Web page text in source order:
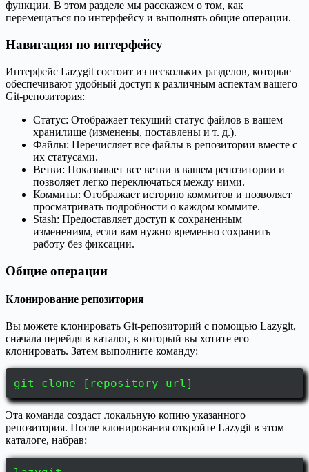
функции. В этом разделе мы расскажем о том, как
перемещаться по интерфейсу и выполнять общие операции.
Навигация по интерфейсу
Интерфейс Lazygit состоит из нескольких разделов, которые
обеспечивают удобный доступ к различным аспектам вашего
Git-репозитория:
Статус: Отображает текущий статус файлов в вашем
хранилище (изменены, поставлены и т. д.).
Файлы: Перечисляет все файлы в репозитории вместе с
их статусами.
Ветви: Показывает все ветви в вашем репозитории и
позволяет легко переключаться между ними.
Коммиты: Отображает историю коммитов и позволяет
просматривать подробности о каждом коммите.
Stash: Предоставляет доступ к сохраненным
изменениям, если вам нужно временно сохранить
работу без фиксации.
Общие операции
Клонирование репозитория
Вы можете клонировать Git-репозиторий с помощью Lazygit,
сначала перейдя в каталог, в который вы хотите его
клонировать. Затем выполните команду:
git clone [repository-url]
Эта команда создаст локальную копию указанного
репозитория. После клонирования откройте Lazygit в этом
каталоге, набрав: